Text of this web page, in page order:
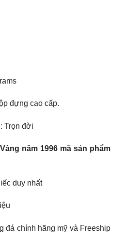
đựng cao cấp.
Trọn đời
năm 1996 mã sản phẩm
duy nhất
đá chính hãng mỹ và Freeship